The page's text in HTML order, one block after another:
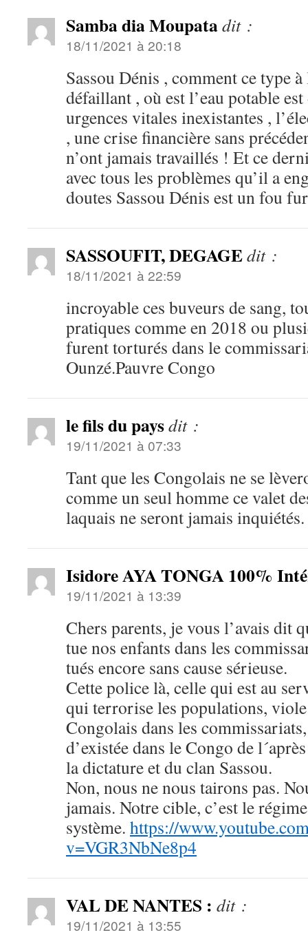
Samba dia Moupatadit :
18/11/2021 à 20:18
Sassou Dénis , comment ce type à
défaillant , où est l’eau potable
urgences vitales inexistantes ,
, une crise financière sans
n’ont jamais travaillés ! Et ce
avec tous les problèmes qu’il a
doutes Sassou Dénis est un fou
SASSOUFIT, DEGAGEdit :
18/11/2021 à 22:59
incroyable ces buveurs de sang,
pratiques comme en 2018 ou
furent torturés dans le
Ounzé.Pauvre Congo
le fils du paysdit :
19/11/2021 à 07:33
Tant que les Congolais ne se
comme un seul homme ce valet
laquais ne seront jamais inquiétés.
Isidore AYA TONGA 100%
19/11/2021 à 13:39
Chers parents, je vous l’avais dit
tue nos enfants dans les
tués encore sans cause sérieuse.
Cette police là, celle qui est au
qui terrorise les populations,
Congolais dans les
d’existée dans le Congo de
la dictature et du clan Sassou.
Non, nous ne nous tairons pas.
jamais. Notre cible, c’est le
système. https://
v=VGR3NbNe8p4
VAL DE NANTES : dit :
19/11/2021 à 13:55